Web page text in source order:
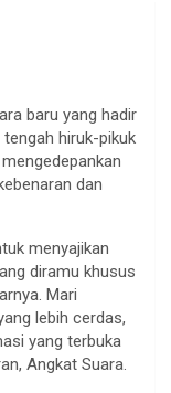
baru yang hadir
hiruk-pikuk
dan
menyajikan
diramu khusus
Mari
lebih cerdas,
yang terbuka
Angkat Suara.